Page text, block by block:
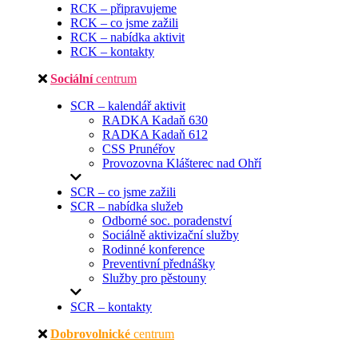
RCK – připravujeme
RCK – co jsme zažili
RCK – nabídka aktivit
RCK – kontakty
Sociální centrum
SCR – kalendář aktivit
RADKA Kadaň 630
RADKA Kadaň 612
CSS Prunéřov
Provozovna Klášterec nad Ohří
SCR – co jsme zažili
SCR – nabídka služeb
Odborné soc. poradenství
Sociálně aktivizační služby
Rodinné konference
Preventivní přednášky
Služby pro pěstouny
SCR – kontakty
Dobrovolnické centrum